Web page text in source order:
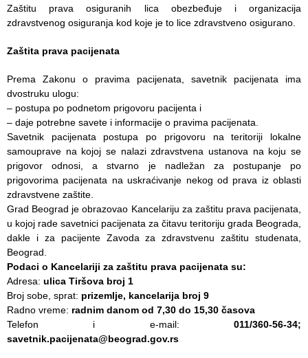
Zaštitu prava osiguranih lica obezbeđuje i organizacija
zdravstvenog osiguranja kod koje je to lice zdravstveno osigurano.
Zaštita prava pacijenata
Prema Zakonu o pravima pacijenata, savetnik pacijenata ima
dvostruku ulogu:
– postupa po podnetom prigovoru pacijenta i
– daje potrebne savete i informacije o pravima pacijenata.
Savetnik pacijenata postupa po prigovoru na teritoriji lokalne
samouprave na kojoj se nalazi zdravstvena ustanova na koju se
prigovor odnosi, a stvarno je nadležan za postupanje po
prigovorima pacijenata na uskraćivanje nekog od prava iz oblasti
zdravstvene zaštite.
Grad Beograd je obrazovao Kancelariju za zaštitu prava pacijenata,
u kojoj rade savetnici pacijenata za čitavu teritoriju grada Beograda,
dakle i za pacijente Zavoda za zdravstvenu zaštitu studenata,
Beograd.
Podaci o Kancelariji za zaštitu prava pacijenata su:
Adresa: ulica Tiršova broj 1
Broj sobe, sprat: prizemlјe, kancelarija broj 9
Radno vreme: radnim danom od 7,30 do 15,30 časova
Telefon i e-mail: 011/360-56-34;
savetnik.pacijenata@beograd.gov.rs
i očuvanje
medicinsku
dijagnostiku
Stacionar
socijalne
medicine sa
informatikom
Služba za
ekonomsko-
finansijske,
tehničke i
druge slične
Informator